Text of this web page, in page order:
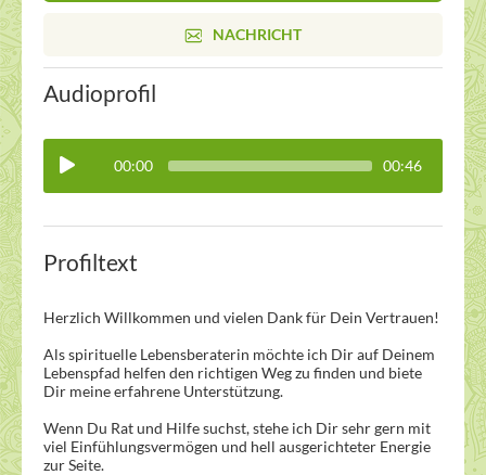
NACHRICHT
Audioprofil
00:00 00:46
Profiltext
Herzlich Willkommen und vielen Dank für Dein Vertrauen!
Als spirituelle Lebensberaterin möchte ich Dir auf Deinem
Lebenspfad helfen den richtigen Weg zu finden und biete
Dir meine erfahrene Unterstützung.
Wenn Du Rat und Hilfe suchst, stehe ich Dir sehr gern mit
viel Einfühlungsvermögen und hell ausgerichteter Energie
zur Seite.